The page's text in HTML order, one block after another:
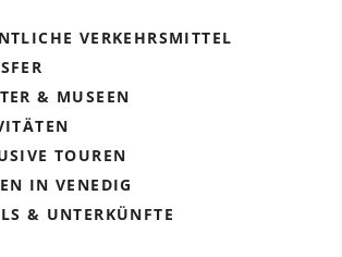
VERKEHRSMITTEL
& MUSEEN
TOUREN
IN VENEDIG
& UNTERKÜNFTE